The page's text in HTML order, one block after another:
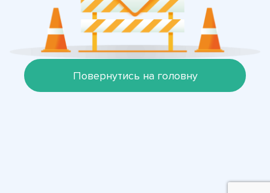
Повернутись на головну